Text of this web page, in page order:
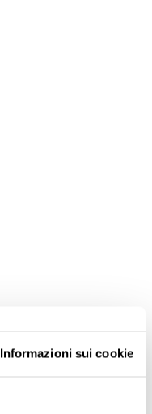
Informazioni sui cookie